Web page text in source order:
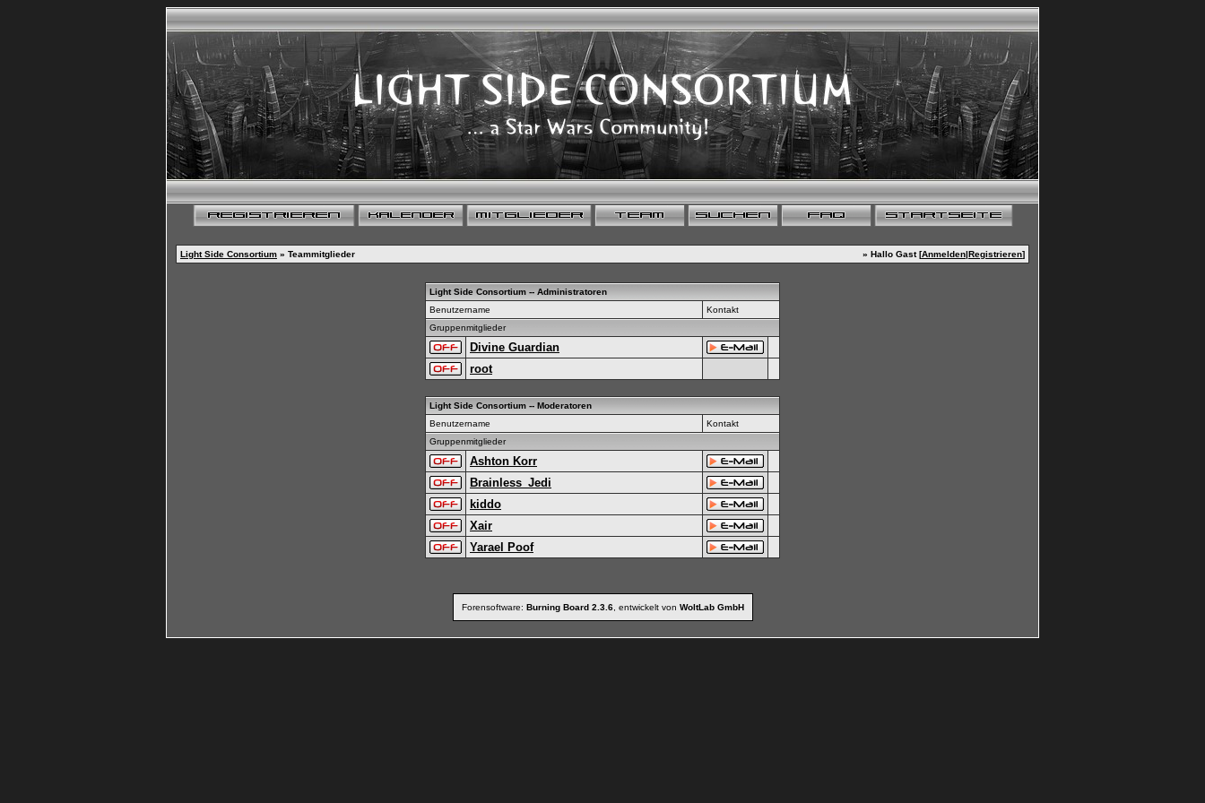
Light Side Consortium » Teammitglieder » Hallo Gast [Anmelden|Registrieren]
Light Side Consortium -- Administratoren
Benutzername
Kontakt
Gruppenmitglieder
Divine Guardian
root
Light Side Consortium -- Moderatoren
Benutzername
Kontakt
Gruppenmitglieder
Ashton Korr
Brainless_Jedi
kiddo
Xair
Yarael Poof
Forensoftware: Burning Board 2.3.6, entwickelt von WoltLab GmbH